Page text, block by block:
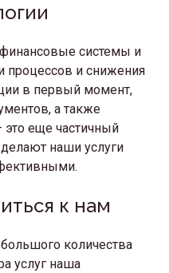
системы и
процессов и снижения
в первый момент,
а также
еще частичный
наши услуги
к нам
количества
услуг наша